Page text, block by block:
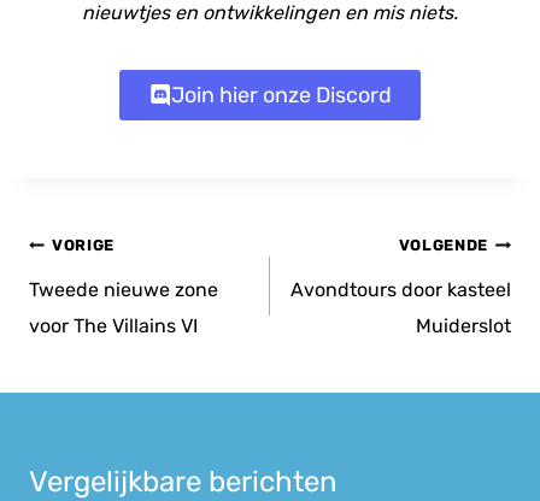
nieuwtjes en ontwikkelingen en mis niets.
Join hier onze Discord
Bericht
navigatie
VORIGE
Tweede nieuwe zone
voor The Villains VI
VOLGENDE
Avondtours door kasteel
Muiderslot
Vergelijkbare berichten